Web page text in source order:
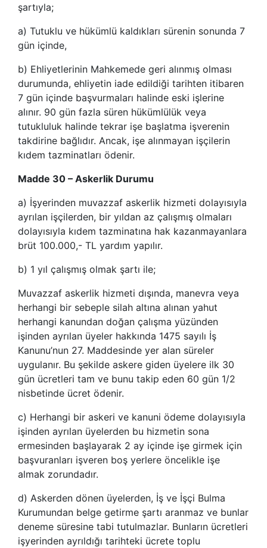
şartıyla;
a) Tutuklu ve hükümlü kaldıkları sürenin sonunda 7
gün içinde,
b) Ehliyetlerinin Mahkemede geri alınmış olması
durumunda, ehliyetin iade edildiği tarihten itibaren
7 gün içinde başvurmaları halinde eski işlerine
alınır. 90 gün fazla süren hükümlülük veya
tutukluluk halinde tekrar işe başlatma işverenin
takdirine bağlıdır. Ancak, işe alınmayan işçilerin
kıdem tazminatları ödenir.
Madde 30 – Askerlik Durumu
a) İşyerinden muvazzaf askerlik hizmeti dolayısıyla
ayrılan işçilerden, bir yıldan az çalışmış olmaları
dolayısıyla kıdem tazminatına hak kazanmayanlara
brüt 100.000,- TL yardım yapılır.
b) 1 yıl çalışmış olmak şartı ile;
Muvazzaf askerlik hizmeti dışında, manevra veya
herhangi bir sebeple silah altına alınan yahut
herhangi kanundan doğan çalışma yüzünden
işinden ayrılan üyeler hakkında 1475 sayılı İş
Kanunu’nun 27. Maddesinde yer alan süreler
uygulanır. Bu şekilde askere giden üyelere ilk 30
gün ücretleri tam ve bunu takip eden 60 gün 1/2
nisbetinde ücret ödenir.
c) Herhangi bir askeri ve kanuni ödeme dolayısıyla
işinden ayrılan üyelerden bu hizmetin sona
ermesinden başlayarak 2 ay içinde işe girmek için
başvuranları işveren boş yerlere öncelikle işe
almak zorundadır.
d) Askerden dönen üyelerden, İş ve İşçi Bulma
Kurumundan belge getirme şartı aranmaz ve bunlar
deneme süresine tabi tutulmazlar. Bunların ücretleri
işyerinden ayrıldığı tarihteki ücrete toplu